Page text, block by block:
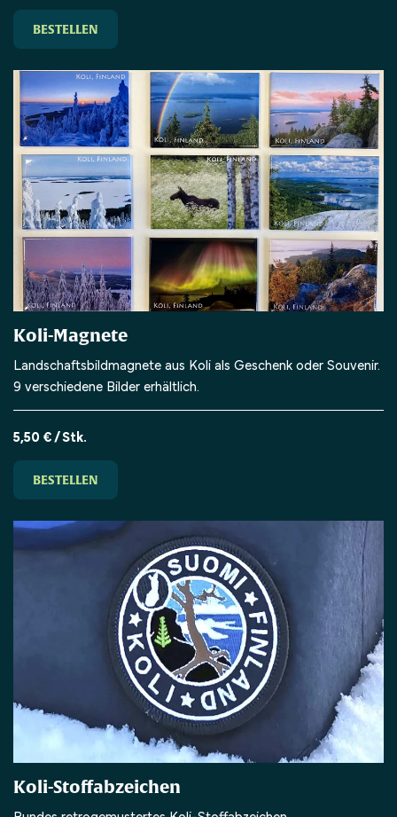
BESTELLEN
Koli-Magnete
Landschaftsbildmagnete aus Koli als Geschenk oder Souvenir.
9 verschiedene Bilder erhältlich.
5,50 € / Stk.
BESTELLEN
Koli-Stoffabzeichen